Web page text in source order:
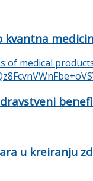
kvantna
u kreiranju